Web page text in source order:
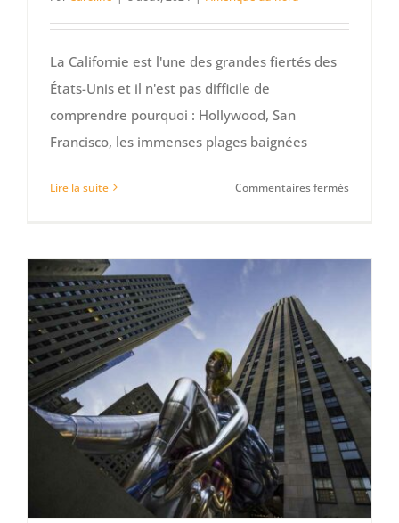
La Californie est l'une des grandes fiertés des
États-Unis et il n'est pas difficile de
comprendre pourquoi : Hollywood, San
Francisco, les immenses plages baignées
Lire la suite Commentaires ferméssur
tomber
Golden
State